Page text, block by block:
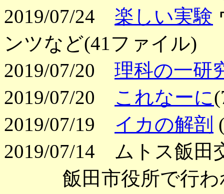
2019/07/24 楽しい実験
ンツなど(41ファイル)
2019/07/20 理科の一研
2019/07/20 これなーに
2019/07/19 イカの解剖
2019/07/14 ムトス飯田
飯田市役所で行われ